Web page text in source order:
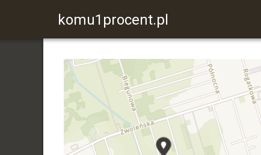
komu1procent.pl